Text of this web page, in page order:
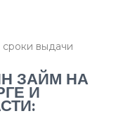
выдачи
ЗАЙМ НА
И